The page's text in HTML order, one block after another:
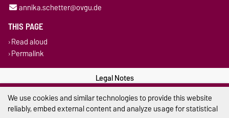
annika.schetter@ovgu.de
THIS PAGE
Read aloud
Permalink
Legal Notes
Privacy Policy
We use cookies and similar technologies to provide this website
reliably, embed external content and analyze usage for statistical